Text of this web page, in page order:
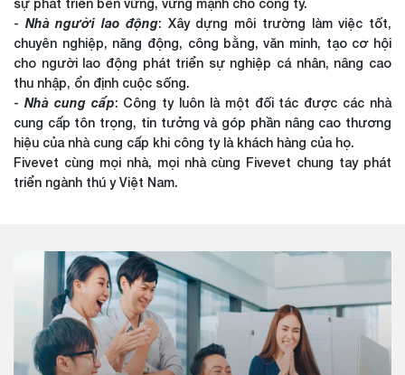
sự phát triển bền vững, vững mạnh cho công ty.
- Nhà người lao động: Xây dựng môi trường làm việc tốt,
chuyên nghiệp, năng động, công bằng, văn minh, tạo cơ hội
cho người lao động phát triển sự nghiệp cá nhân, nâng cao
thu nhập, ổn định cuộc sống.
- Nhà cung cấp: Công ty luôn là một đối tác được các nhà
cung cấp tôn trọng, tin tưởng và góp phần nâng cao thương
hiệu của nhà cung cấp khi công ty là khách hàng của họ.
Fivevet cùng mọi nhà, mọi nhà cùng Fivevet chung tay phát
triển ngành thú y Việt Nam.